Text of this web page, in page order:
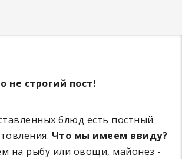
не строгий пост!
блюд есть постный
Что мы имеем ввиду?
на рыбу или овощи, майонез -